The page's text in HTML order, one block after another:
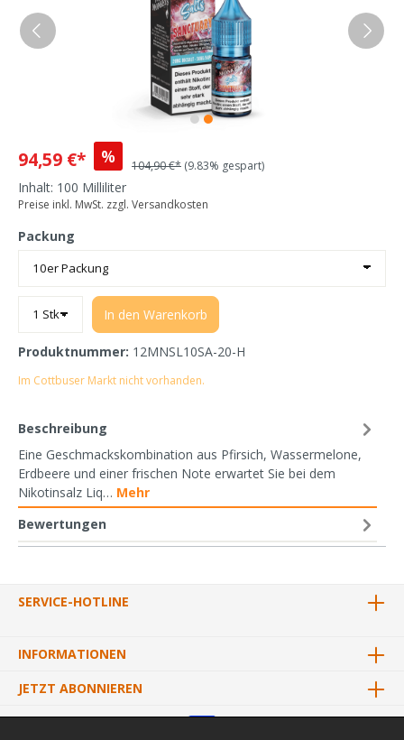
94,59 €* % 104,90 €* (9.83% gespart)
Inhalt: 100 Milliliter
Preise inkl. MwSt. zzgl. Versandkosten
Packung
In den Warenkorb
Produktnummer: 12MNSL10SA-20-H
Im Cottbuser Markt nicht vorhanden.
Beschreibung
Eine Geschmackskombination aus Pfirsich, Wassermelone,
Erdbeere und einer frischen Note erwartet Sie bei dem
Nikotinsalz Liq… Mehr
Bewertungen
SERVICE-HOTLINE
INFORMATIONEN
JETZT ABONNIEREN